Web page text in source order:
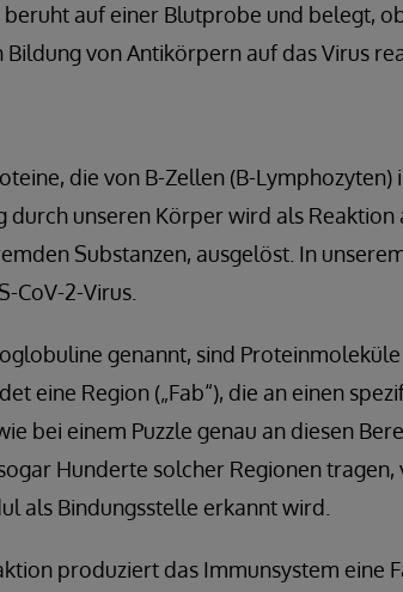
auf einer Blutprobe und belegt,
von Antikörpern auf das Virus
die von B-Zellen (B-
durch unseren Körper wird als Reaktion
Substanzen, ausgelöst. In
CoV-2-Virus.
genannt, sind Proteinmoleküle
eine Region („Fab“), die an einen
bei einem Puzzle genau an diesen
Hunderte solcher Regionen
als Bindungsstelle erkannt wird.
produziert das Immunsystem eine